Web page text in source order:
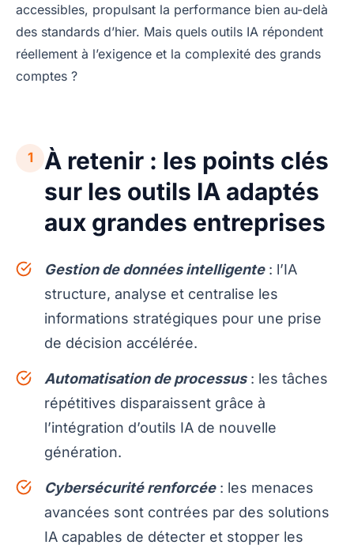
accessibles, propulsant la performance bien au-delà
des standards d’hier. Mais quels outils IA répondent
réellement à l’exigence et la complexité des grands
comptes ?
1
À retenir : les points clés
sur les outils IA adaptés
aux grandes entreprises
Gestion de données intelligente: l’IA
structure, analyse et centralise les
informations stratégiques pour une prise
de décision accélérée.
Automatisation de processus: les tâches
répétitives disparaissent grâce à
l’intégration d’outils IA de nouvelle
génération.
Cybersécurité renforcée: les menaces
avancées sont contrées par des solutions
IA capables de détecter et stopper les